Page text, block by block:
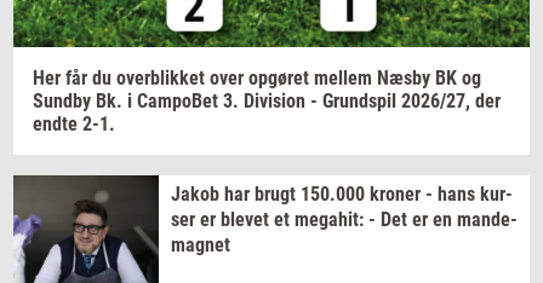
Her får du over­blik­ket over op­gø­ret mel­lem Næsby BK og
Sund­by Bk. i Cam­po­Bet 3. Di­vi­sion - Grund­spil 2026/27, der
endte 2-1.
Jakob har brugt 150.000 kro­ner - hans kur­
ser er ble­vet et me­ga­hit: - Det er en mande-​
magnet